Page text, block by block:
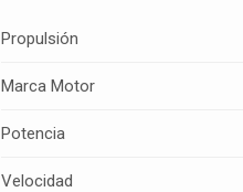
Propulsión
Marca Motor
Potencia
Velocidad